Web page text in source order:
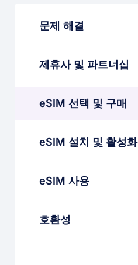
문제 해결
제휴사 및 파트너십
eSIM 선택 및 구매
eSIM 설치 및 활성화
eSIM 사용
호환성